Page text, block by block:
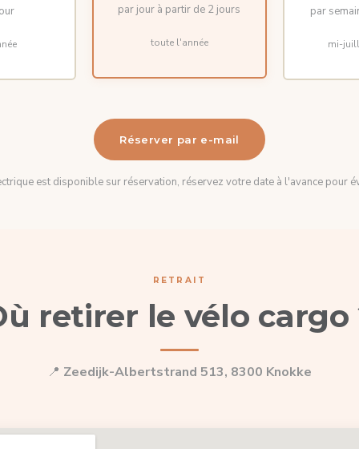
par jour à partir de 2 jours
toute l'année
par
mi-
Réserver par e-mail
est disponible sur réservation, réservez votre date à l'avance pour
RETRAIT
retirer le vélo cargo
📍 Zeedijk-Albertstrand 513, 8300 Knokke